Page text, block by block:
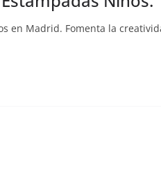
en Madrid. Fomenta la